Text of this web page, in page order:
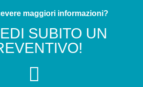
maggiori informazioni?
SUBITO UN
